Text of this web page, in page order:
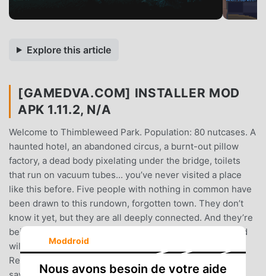
Explore this article
[GAMEDVA.COM] INSTALLER MOD
APK 1.11.2, N/A
Welcome to Thimbleweed Park. Population: 80 nutcases. A
haunted hotel, an abandoned circus, a burnt-out pillow
factory, a dead body pixelating under the bridge, toilets
that run on vacuum tubes... you’ve never visited a place
like this before. Five people with nothing in common have
been drawn to this rundown, forgotten town. They don’t
know it yet, but they are all deeply connected. And they’re
being watched....Who is Agent Ray really working for and
will she get what they want?...What does Junior Agent
Reyes know about a 20 year old factory fire that he’s not
Moddroid
Nous avons besoin de votre aide